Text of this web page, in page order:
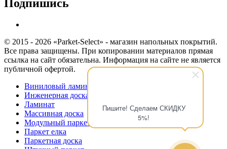
Пишите! Сделаем СКИДКУ
5%!
Подпишись
© 2015 - 2026 «Parket-Select» - магазин напольных покрытий.
Все права защищены. При копировании материалов прямая
ссылка на сайт обязательна. Информация на сайте не является
публичной офертой.
Виниловый ламинат
Инженерная доска
Ламинат
Массивная доска
Модульный паркет
Паркет елка
Паркетная доска